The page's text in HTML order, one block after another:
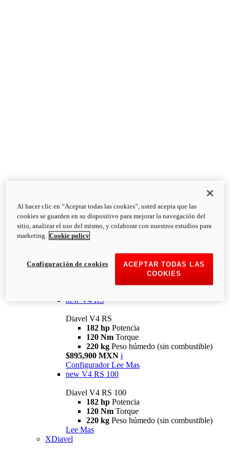
Diavel
V4
Diavel V4
126 NmTorque
223 kg
PESO HÚMEDO SIN
new V4 RS
Diavel V4 RS
182 hp Potencia
120 Nm Torque
220 kg Peso húmedo (sin combustible)
$895,900 MXN i
Configurador Lee Mas
new V4 RS 100
Diavel V4 RS 100
182 hp Potencia
120 Nm Torque
220 kg Peso húmedo (sin combustible)
Lee Mas
XDiavel
Al hacer clic en “Aceptar todas las cookies”, usted acepta que las
cookies se guarden en su dispositivo para mejorar la navegación del
sitio, analizar el uso del mismo, y colaborar con nuestros estudios para
marketing. Cookie policy
ACEPTAR TODAS LAS
COOKIES
Configuración de cookies